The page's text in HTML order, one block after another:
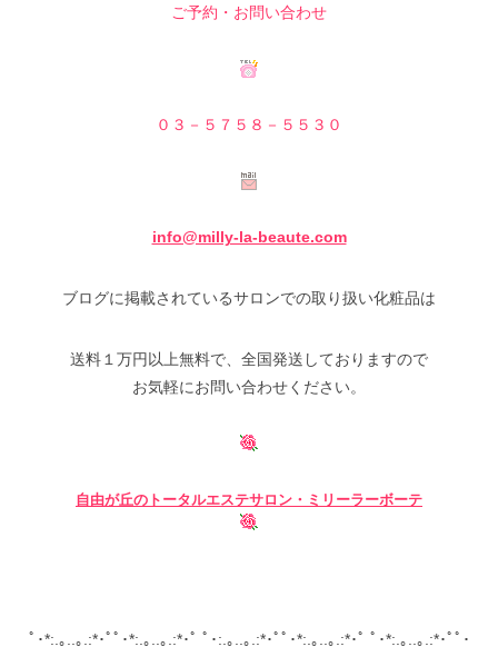
ご予約・お問い合わせ
０３－５７５８－５５３０
info@milly-la-beaute.com
ブログに掲載されているサロンでの取り扱い化粧品は
送料１万円以上無料で、全国発送しておりますので
お気軽にお問い合わせください。
自由が丘の トータルエステサロン・ミリーラーボーテ
ﾟ･*:.｡..｡.:*･ﾟﾟ･*:.｡..｡.:*･ﾟ ﾟ･:.｡..｡.:*･ﾟﾟ･*:.｡..｡.:*･ﾟ ﾟ･*:.｡..｡.:*･ﾟﾟ･